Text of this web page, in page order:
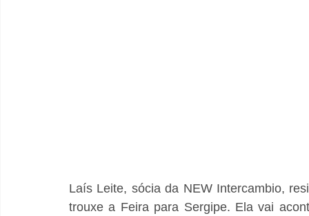
Laís Leite, sócia da NEW Intercambio,
trouxe a Feira para Sergipe. Ela vai